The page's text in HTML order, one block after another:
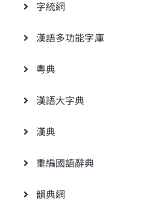
字統網
漢語多功能字庫
粵典
漢語大字典
漢典
重編國語辭典
韻典網